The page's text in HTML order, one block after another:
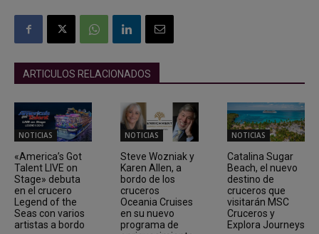
ARTICULOS RELACIONADOS
NOTICIAS
«America’s Got
Talent LIVE on
Stage» debuta
en el crucero
Legend of the
Seas con varios
artistas a bordo
NOTICIAS
Steve Wozniak y
Karen Allen, a
bordo de los
cruceros
Oceania Cruises
en su nuevo
programa de
NOTICIAS
Catalina Sugar
Beach, el nuevo
destino de
cruceros que
visitarán MSC
Cruceros y
Explora Journeys